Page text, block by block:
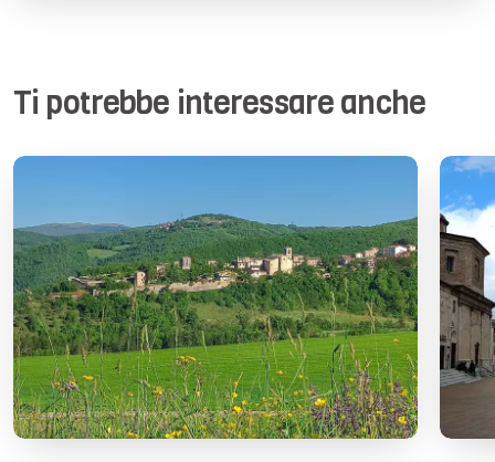
Ti potrebbe interessare anche